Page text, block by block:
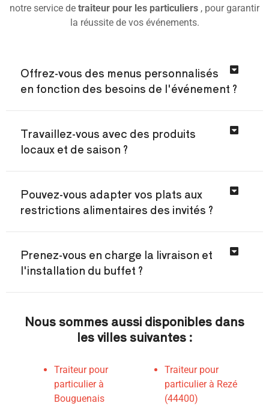
notre service de traiteur pour les particuliers , pour garantir
la réussite de vos événements.
Offrez-vous des menus personnalisés
en fonction des besoins de l'événement ?
Travaillez-vous avec des produits
locaux et de saison ?
Pouvez-vous adapter vos plats aux
restrictions alimentaires des invités ?
Prenez-vous en charge la livraison et
l'installation du buffet ?
Nous sommes aussi disponibles dans
les villes suivantes :
Traiteur pour
particulier à
Bouguenais
Traiteur pour
particulier à Rezé
(44400)